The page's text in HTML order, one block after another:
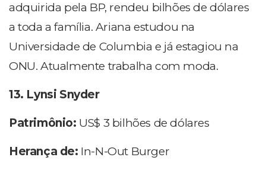
adquirida pela BP, rendeu bilhões de dólares
a toda a família. Ariana estudou na
Universidade de Columbia e já estagiou na
ONU. Atualmente trabalha com moda.
13. Lynsi Snyder
Patrimônio: US$ 3 bilhões de dólares
Herança de: In-N-Out Burger